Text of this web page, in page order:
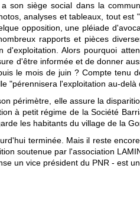
a son siège social dans la
analyses et tableaux, tout
opposition, une pléiade
rapports et pièces
d'exploitation. Alors pourquoi
d'être informée et de donner
le mois de juin ? Compte tenu
"pérennisera l'exploitation au-
périmètre, elle assure la
à petit régime de la Société
les habitants du village de la
terminée. Mais il reste
soutenue par l'association
un vice président du PNR - est